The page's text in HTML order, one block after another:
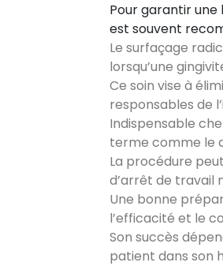
Pour garantir
est souvent
Le surfaçage
lorsqu’une
Ce soin vise à
responsables de
Indispensable
terme comme le
La procédure
d’arrêt de travail
Une bonne
l’efficacité et le
Son succès
patient dans son